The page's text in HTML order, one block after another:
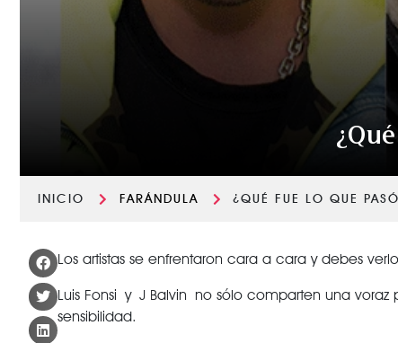
INICIO FARÁNDULA ¿QUÉ FUE LO QUE
Los artistas se enfrentaron cara a cara y debes
Luis Fonsi y J Balvin no sólo comparten una
sensibilidad.